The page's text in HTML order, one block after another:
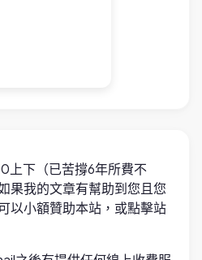
上下（已苦撐6年所費不
果我的文章有幫助到您且您
以小額贊助本站，或點擊站